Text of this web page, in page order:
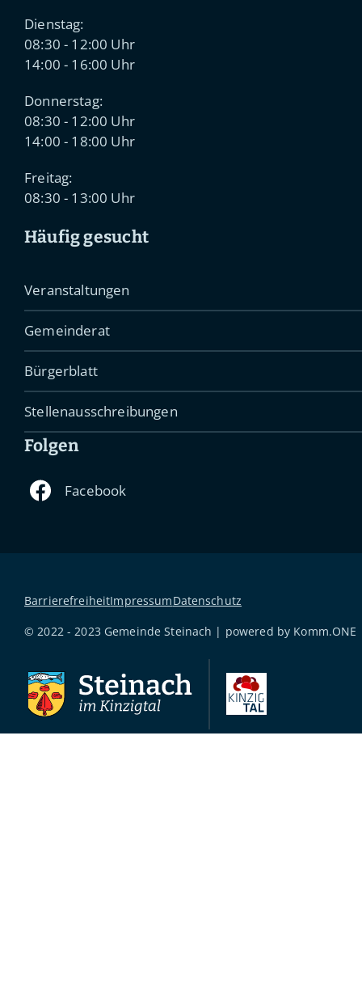
Dienstag:
08:30 - 12:00 Uhr
14:00 - 16:00 Uhr
Donnerstag:
08:30 - 12:00 Uhr
14:00 - 18:00 Uhr
Freitag:
08:30 - 13:00 Uhr
Häufig gesucht
Veranstaltungen
Gemeinderat
Bürgerblatt
Stellenausschreibungen
Folgen
BarrierefreiheitImpressumDatenschutz
© 2022 - 2023 Gemeinde Steinach | powered by Komm.ONE